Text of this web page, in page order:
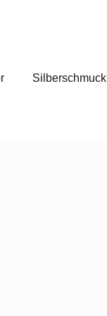
Silberschmuck